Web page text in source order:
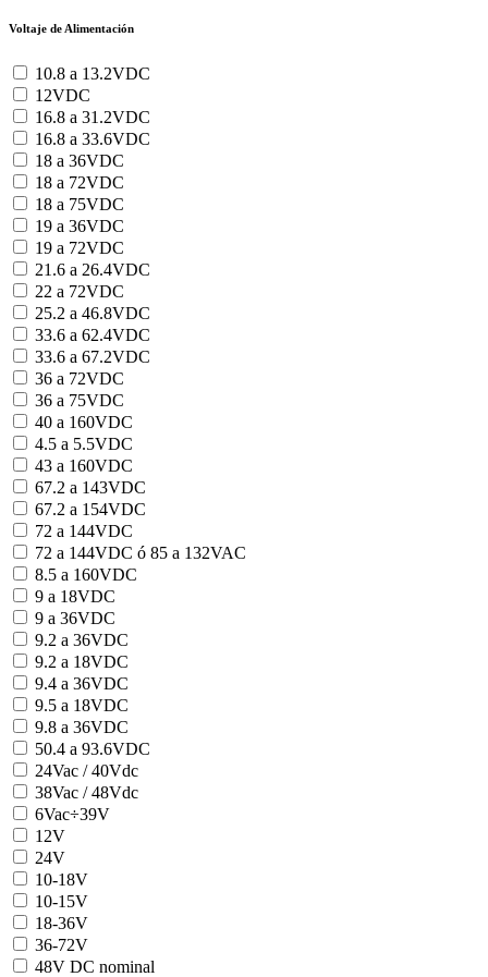
Voltaje de Alimentación
10.8 a 13.2VDC
12VDC
16.8 a 31.2VDC
16.8 a 33.6VDC
18 a 36VDC
18 a 72VDC
18 a 75VDC
19 a 36VDC
19 a 72VDC
21.6 a 26.4VDC
22 a 72VDC
25.2 a 46.8VDC
33.6 a 62.4VDC
33.6 a 67.2VDC
36 a 72VDC
36 a 75VDC
40 a 160VDC
4.5 a 5.5VDC
43 a 160VDC
67.2 a 143VDC
67.2 a 154VDC
72 a 144VDC
72 a 144VDC ó 85 a 132VAC
8.5 a 160VDC
9 a 18VDC
9 a 36VDC
9.2 a 36VDC
9.2 a 18VDC
9.4 a 36VDC
9.5 a 18VDC
9.8 a 36VDC
50.4 a 93.6VDC
24Vac / 40Vdc
38Vac / 48Vdc
6Vac÷39V
12V
24V
10-18V
10-15V
18-36V
36-72V
48V DC nominal